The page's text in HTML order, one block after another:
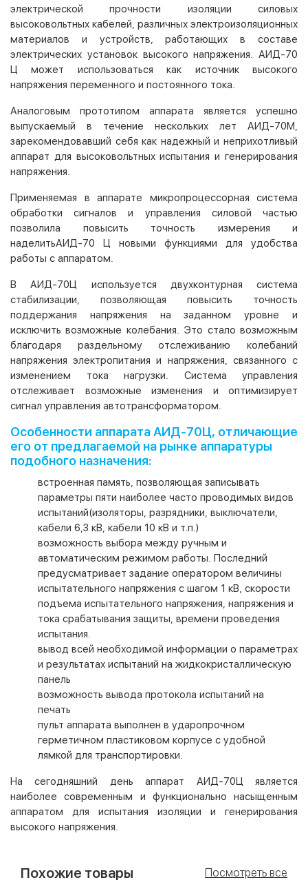
электрической прочности изоляции силовых
высоковольтных кабелей, различных электроизоляционных
материалов и устройств, работающих в составе
электрических установок высокого напряжения. АИД-70
Ц может использоваться как источник высокого
напряжения переменного и постоянного тока.
Аналоговым прототипом аппарата является успешно
выпускаемый в течение нескольких лет АИД-70М,
зарекомендовавший себя как надежный и неприхотливый
аппарат для высоковольтных испытания и генерирования
напряжения.
Применяемая в аппарате микропроцессорная система
обработки сигналов и управления силовой частью
позволила повысить точность измерения и
наделитьАИД-70 Ц новыми функциями для удобства
работы с аппаратом.
В АИД-70Ц используется двухконтурная система
стабилизации, позволяющая повысить точность
поддержания напряжения на заданном уровне и
исключить возможные колебания. Это стало возможным
благодаря раздельному отслеживанию колебаний
напряжения электропитания и напряжения, связанного с
изменением тока нагрузки. Система управления
отслеживает возможные изменения и оптимизирует
сигнал управления автотрансформатором.
Особенности аппарата АИД-70Ц, отличающие
его от предлагаемой на рынке аппаратуры
подобного назначения:
встроенная память, позволяющая записывать
параметры пяти наиболее часто проводимых видов
испытаний(изоляторы, разрядники, выключатели,
кабели 6,3 кВ, кабели 10 кВ и т.п.)
возможность выбора между ручным и
автоматическим режимом работы. Последний
предусматривает задание оператором величины
испытательного напряжения с шагом 1 кВ, скорости
подъема испытательного напряжения, напряжения и
тока срабатывания защиты, времени проведения
испытания.
вывод всей необходимой информации о параметрах
и результатах испытаний на жидкокристаллическую
панель
возможность вывода протокола испытаний на
печать
пульт аппарата выполнен в ударопрочном
герметичном пластиковом корпусе с удобной
лямкой для транспортировки.
На сегодняшний день аппарат АИД-70Ц является
наиболее современным и функционально насыщенным
аппаратом для испытания изоляции и генерирования
высокого напряжения.
Похожие товары Посмотреть все